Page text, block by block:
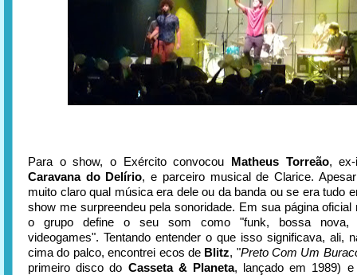
Para o show, o Exército convocou Matheus Torreão, ex-
Caravana do Delírio, e parceiro musical de Clarice.
muito claro qual música era dele ou da banda ou se era tudo
show me surpreendeu pela sonoridade. Em sua página
o grupo define o seu som como "funk, bossa nova,
videogames". Tentando entender o que isso significava, ali,
cima do palco, encontrei ecos de Blitz, "Preto Com Um
primeiro disco do Casseta & Planeta, lançado em 1989)